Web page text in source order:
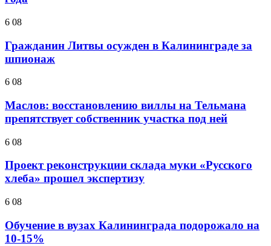
6 08
Гражданин Литвы осужден в Калининграде за
шпионаж
6 08
Маслов: восстановлению виллы на Тельмана
препятствует собственник участка под ней
6 08
Проект реконструкции склада муки «Русского
хлеба» прошел экспертизу
6 08
Обучение в вузах Калининграда подорожало на
10-15%